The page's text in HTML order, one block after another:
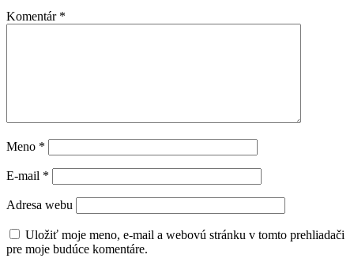
Komentár *
Meno *
E-mail *
Adresa webu
Uložiť moje meno, e-mail a webovú stránku v tomto prehliadači
pre moje budúce komentáre.